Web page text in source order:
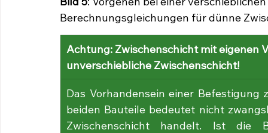
Berechnungsgleichungen für dünne
Achtung: Zwischenschicht mit eigenen
unverschiebliche Zwischenschicht!
Das Vorhandensein einer Befestigung
beiden Bauteile bedeutet nicht
Zwischenschicht handelt. Ist die